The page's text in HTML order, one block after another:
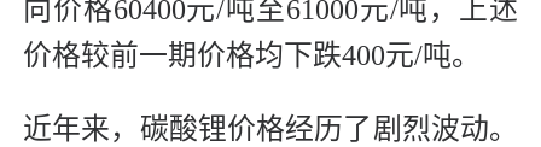
向价格60400元/吨至61000元/吨，上述
价格较前一期价格均下跌400元/吨。
近年来，碳酸锂价格经历了剧烈波动。